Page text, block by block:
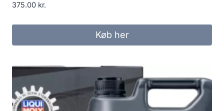
375.00 kr.
Køb her